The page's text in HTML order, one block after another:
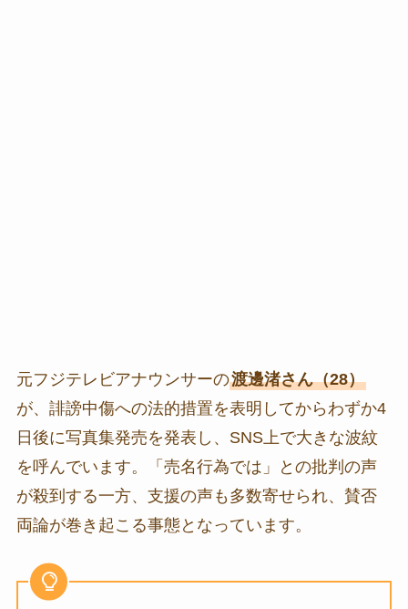
元フジテレビアナウンサーの渡邊渚さん（28）
が、誹謗中傷への法的措置を表明してからわずか4
日後に写真集発売を発表し、SNS上で大きな波紋
を呼んでいます。「売名行為では」との批判の声
が殺到する一方、支援の声も多数寄せられ、賛否
両論が巻き起こる事態となっています。